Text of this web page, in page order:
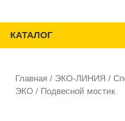
содержимому
КАТАЛОГ
Главная / ЭКО-ЛИНИЯ /
ЭКО / Подвесной мостик